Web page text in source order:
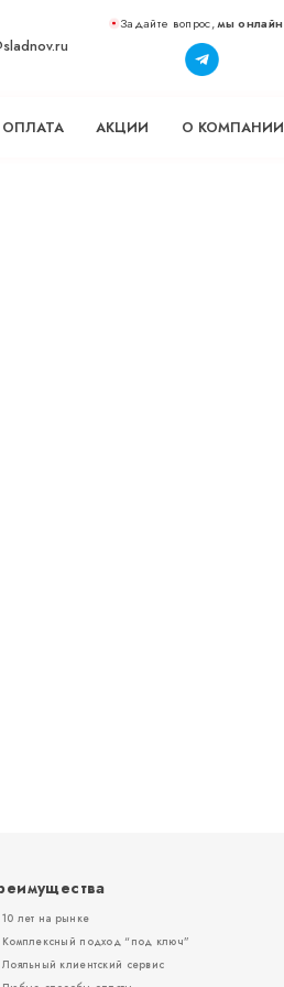
Задайте вопрос,мы онлайн
АКЦИИ О КОМПАНИИ
10 лет на рынке
Комплексный подход “под ключ”
Лояльный клиентский сервис